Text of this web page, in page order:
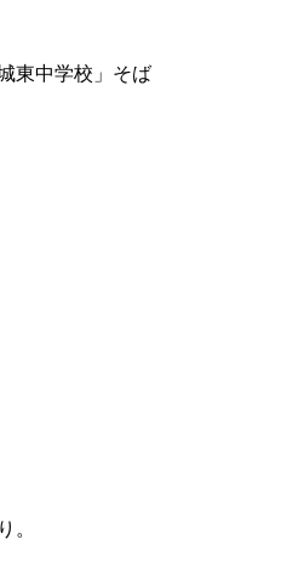
東中学校」そば
。